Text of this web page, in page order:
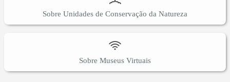
Sobre Unidades de Conservação da Natureza
Sobre Museus Virtuais